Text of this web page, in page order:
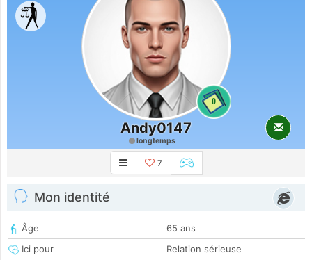
0
Andy0147
longtemps
7
Mon identité
Âge
65 ans
Ici pour
Relation sérieuse